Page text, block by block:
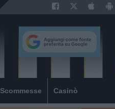
Scommesse Casinò